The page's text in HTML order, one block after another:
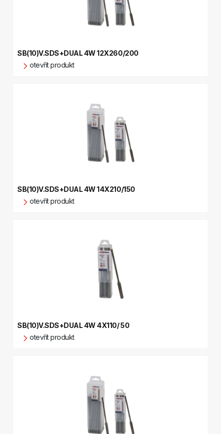
SB(10)V.SDS+DUAL 4W 12X260/200
otevřít produkt
SB(10)V.SDS+DUAL 4W 14X210/150
otevřít produkt
SB(10)V.SDS+DUAL 4W 4X110/ 50
otevřít produkt